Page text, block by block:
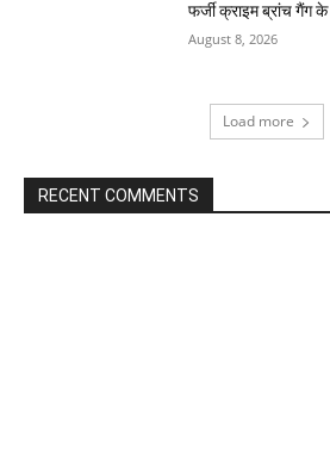
फर्जी क्राइम ब्रांच गैंग के
August 8, 2026
Load more
RECENT COMMENTS